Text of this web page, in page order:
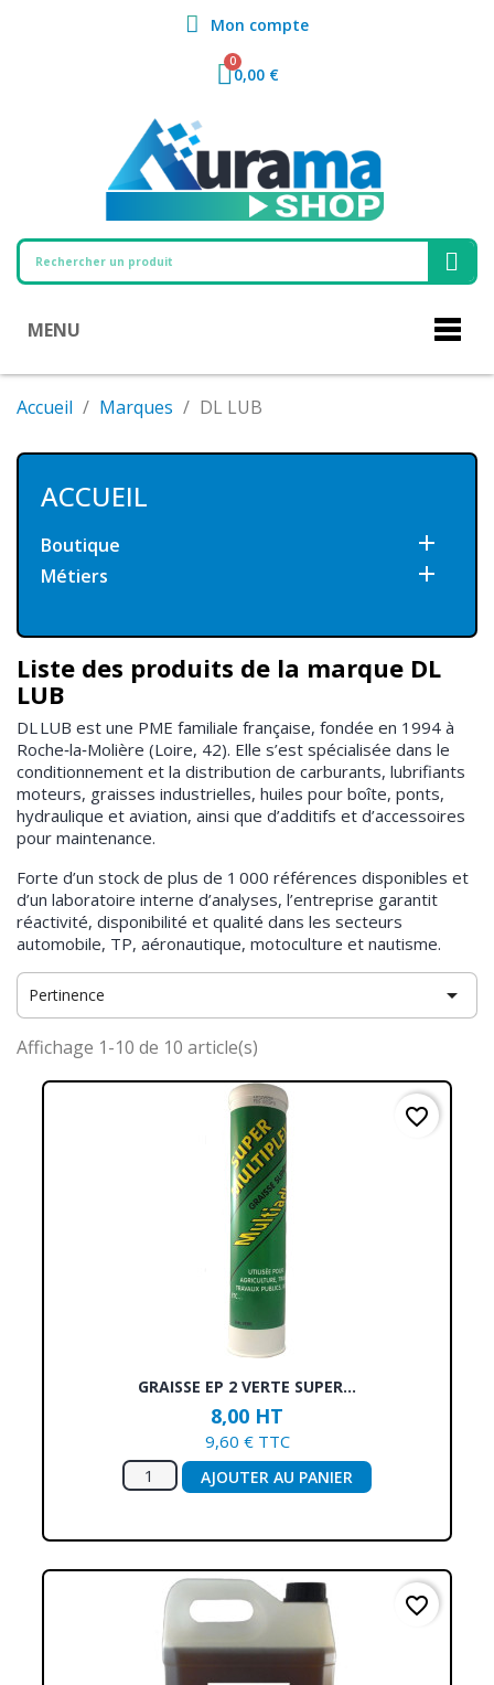
Mon compte
0,00 €
MENU
Accueil Marques DL LUB
ACCUEIL
Boutique 
Métiers 
Liste des produits de la marque DL
LUB
DL LUB est une PME familiale française, fondée en 1994 à
Roche‑la‑Molière (Loire, 42). Elle s’est spécialisée dans le
conditionnement et la distribution de carburants, lubrifiants
moteurs, graisses industrielles, huiles pour boîte, ponts,
hydraulique et aviation, ainsi que d’additifs et d’accessoires
pour maintenance.
Forte d’un stock de plus de 1 000 références disponibles et
d’un laboratoire interne d’analyses, l’entreprise garantit
réactivité, disponibilité et qualité dans les secteurs
automobile, TP, aéronautique, motoculture et nautisme.
Pertinence 
Affichage 1-10 de 10 article(s)
GRAISSE EP 2 VERTE SUPER...
8,00 HT
9,60 € TTC
AJOUTER AU PANIER
favorite_border
favorite_border